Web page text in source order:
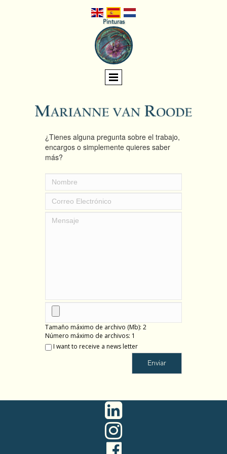
Pinturas
¿Tienes alguna pregunta sobre el trabajo,
encargos o simplemente quieres saber
más?
Tamaño máximo de archivo (Mb): 2
Número máximo de archivos: 1
I want to receive a news letter
Enviar


